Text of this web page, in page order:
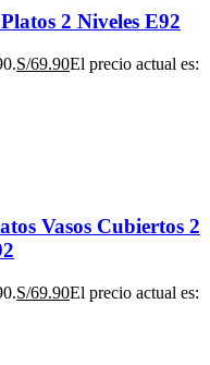
2 Niveles E92
S/69.90El precio actual es:
Vasos Cubiertos 2
S/69.90El precio actual es: